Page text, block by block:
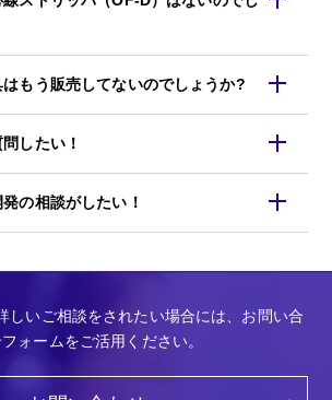
はもう販売してないのでしょうか?
したい！
の相談がしたい！
しいご相談をされたい場合には、お問い合
ォームをご活用ください。